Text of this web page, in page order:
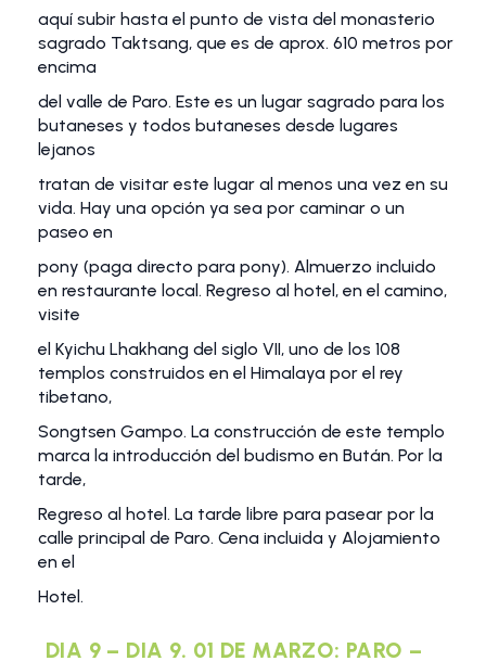
aquí subir hasta el punto de vista del monasterio
sagrado Taktsang, que es de aprox. 610 metros por
encima
del valle de Paro. Este es un lugar sagrado para los
butaneses y todos butaneses desde lugares
lejanos
tratan de visitar este lugar al menos una vez en su
vida. Hay una opción ya sea por caminar o un
paseo en
pony (paga directo para pony). Almuerzo incluido
en restaurante local. Regreso al hotel, en el camino,
visite
el Kyichu Lhakhang del siglo VII, uno de los 108
templos construidos en el Himalaya por el rey
tibetano,
Songtsen Gampo. La construcción de este templo
marca la introducción del budismo en Bután. Por la
tarde,
Regreso al hotel. La tarde libre para pasear por la
calle principal de Paro. Cena incluida y Alojamiento
en el
Hotel.
DIA 9 – DIA 9. 01 DE MARZO: PARO –